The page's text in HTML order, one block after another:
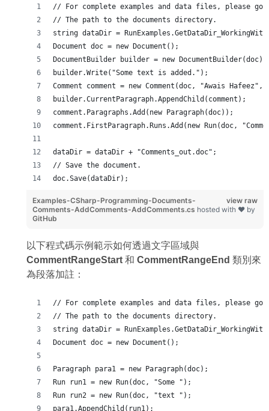
// For complete examples and data files, please go
// The path to the documents directory.
string dataDir =
Document doc = new Document();
DocumentBuilder builder = new DocumentBuilder(doc);
builder.Write("Some text is added.");
Comment comment = new Comment(doc, "Awais
builder.CurrentParagraph.AppendChild(comment);
comment.Paragraphs.Add(new Paragraph(doc));
comment.FirstParagraph.Runs.Add(new Run(doc,
dataDir = dataDir + "Comments_out.doc";
// Save the document.
doc.Save(dataDir);
view raw
Examples-CSharp-Programming-Documents-
Comments-AddComments-AddComments.cs hosted with ❤ by
GitHub
以下程式碼示例範示如何透過文字區域與
CommentRangeStart和 CommentRangeEnd 類別來
為段落加註：
// For complete examples and data files, please go
// The path to the documents directory.
string dataDir =
Document doc = new Document();
Paragraph para1 = new Paragraph(doc);
Run run1 = new Run(doc, "Some ");
Run run2 = new Run(doc, "text ");
para1.AppendChild(run1);